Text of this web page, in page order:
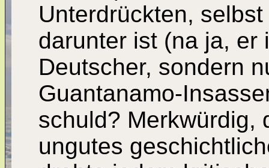
Unterdrückten,
darunter ist (na ja, er
Deutscher, sondern
Guantanamo-
schuld? Merkwürdig,
ungutes